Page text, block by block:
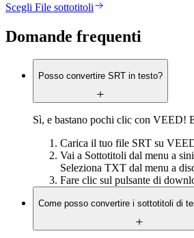
Scegli File sottotitoli
Domande frequenti
Posso convertire SRT in testo?
Sì, e bastano pochi clic con VEED!
Carica il tuo file SRT su
Vai a Sottotitoli dal menu a
Seleziona TXT dal menu a
Fare clic sul pulsante di
Come posso convertire i sottotitoli di